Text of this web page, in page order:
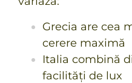
Grecia are cea
cerere maximă
Italia combină
facilități de lux